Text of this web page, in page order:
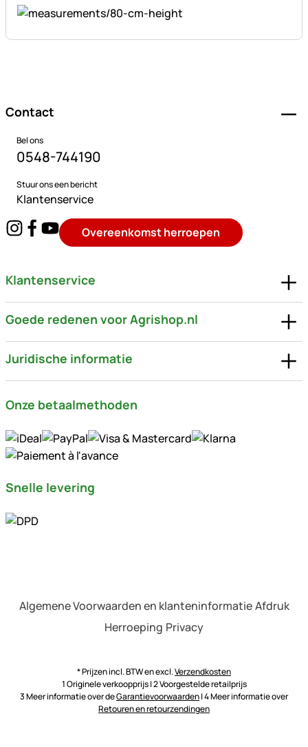
Contact
Bel ons
0548-744190
Stuur ons een bericht
Klantenservice
Overeenkomst herroepen
Klantenservice
Goede redenen voor Agrishop.nl
Juridische informatie
Onze betaalmethoden
Snelle levering
Algemene Voorwaarden en klanteninformatie Afdruk
Herroeping Privacy
* Prijzen incl. BTW en excl.Verzendkosten
1 Originele verkoopprijs | 2 Voorgestelde retailprijs
3 Meer informatie over deGarantievoorwaarden| 4 Meer informatie over
Retouren en retourzendingen